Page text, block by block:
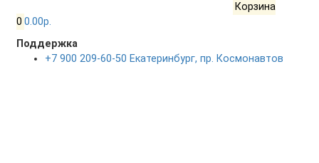
Корзина
0 0.00р.
Поддержка
+7 900 209-60-50 Екатеринбург, пр. Космонавтов